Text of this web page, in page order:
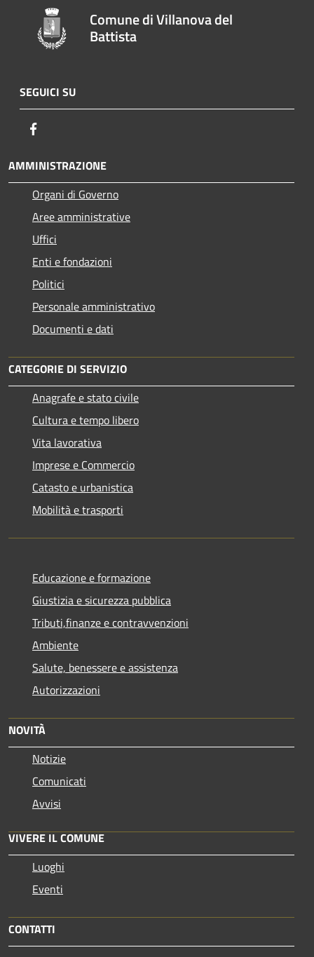
Comune di Villanova del
Battista
SEGUICI SU
AMMINISTRAZIONE
Organi di Governo
Aree amministrative
Uffici
Enti e fondazioni
Politici
Personale amministrativo
Documenti e dati
CATEGORIE DI SERVIZIO
Anagrafe e stato civile
Cultura e tempo libero
Vita lavorativa
Imprese e Commercio
Catasto e urbanistica
Mobilità e trasporti
Educazione e formazione
Giustizia e sicurezza pubblica
Tributi,finanze e contravvenzioni
Ambiente
Salute, benessere e assistenza
Autorizzazioni
NOVITÀ
Notizie
Comunicati
Avvisi
VIVERE IL COMUNE
Luoghi
Eventi
CONTATTI